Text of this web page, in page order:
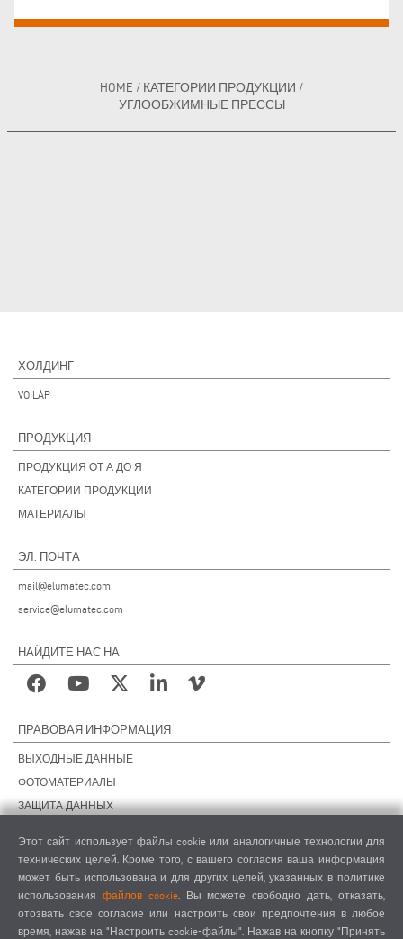
HOME / КАТЕГОРИИ ПРОДУКЦИИ /
УГЛООБЖИМНЫЕ ПРЕССЫ
ХОЛДИНГ
VOILÀP
ПРОДУКЦИЯ
ПРОДУКЦИЯ ОТ А ДО Я
КАТЕГОРИИ ПРОДУКЦИИ
МАТЕРИАЛЫ
ЭЛ. ПОЧТА
mail@elumatec.com
service@elumatec.com
НАЙДИТЕ НАС НА
ПРАВОВАЯ ИНФОРМАЦИЯ
ВЫХОДНЫЕ ДАННЫЕ
ФОТОМАТЕРИАЛЫ
ЗАЩИТА ДАННЫХ
ОБЩИЕ УСЛОВИЯ СДЕЛОК
ОБЩИЕ УСЛОВИЯ ПРОДАЖИ
НАСТРОЙКИ COOKIES
КОДЕКС ПОВЕДЕНИЯ ПОСТАВЩИКОВ
Этот сайт использует файлы cookie или аналогичные технологии для
технических целей. Кроме того, с вашего согласия ваша информация
может быть использована и для других целей, указанных в политике
использования файлов cookie. Вы можете свободно дать, отказать,
отозвать свое согласие или настроить свои предпочтения в любое
время, нажав на "Настроить cookie-файлы". Нажав на кнопку "Принять